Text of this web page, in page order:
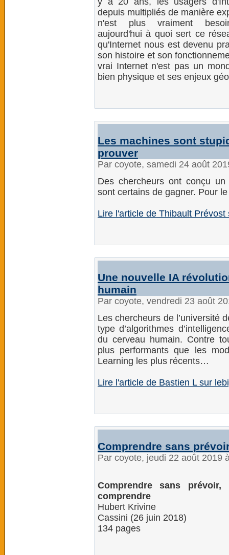
depuis multipliés de manière
n'est plus vraiment
aujourd'hui à quoi sert ce
qu'Internet nous est devenu
son histoire et son
vrai Internet n'est pas un
bien physique et ses enjeux
Les machines sont
prouver
Par coyote, samedi 24 août
Des chercheurs ont conçu
sont certains de gagner. Pour
Lire l'article de Thibault Prévost
Une nouvelle IA
humain
Par coyote, vendredi 23 août
Les chercheurs de l’université
type d’algorithmes
du cerveau humain. Contre
plus performants que les
Learning les plus récents…
Lire l'article de Bastien L sur
Comprendre sans
Par coyote, jeudi 22 août 2019
Comprendre sans prévoir,
comprendre
Hubert Krivine
Cassini (26 juin 2018)
134 pages